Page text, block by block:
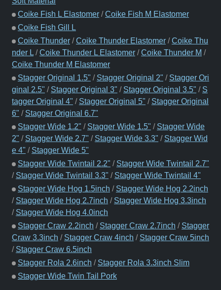
Coike Fish L Elastomer /Coike Fish M Elastomer
Coike Fish Gill L
Coike Thunder /Coike Thunder Elastomer /Coike Thu
nder L /Coike Thunder L Elastomer /Coike Thunder M /
Coike Thunder M Elastomer
Stagger Original 1.5" / Stagger Original 2" / Stagger Ori
ginal 2.5" / Stagger Original 3" / Stagger Original 3.5" / S
tagger Original 4" / Stagger Original 5" / Stagger Original
6" / Stagger Original 6.7"
Stagger Wide 1.2" / Stagger Wide 1.5" / Stagger Wide
2" / Stagger Wide 2.7" / Stagger Wide 3.3" / Stagger Wid
e 4" / Stagger Wide 5"
Stagger Wide Twintail 2.2" / Stagger Wide Twintail 2.7"
/ Stagger Wide Twintail 3.3" / Stagger Wide Twintail 4"
Stagger Wide Hog 1.5inch / Stagger Wide Hog 2.2inch
/ Stagger Wide Hog 2.7inch / Stagger Wide Hog 3.3inch
/ Stagger Wide Hog 4.0inch
Stagger Craw 2.2inch / Stagger Craw 2.7inch / Stagger
Craw 3.3inch / Stagger Craw 4inch / Stagger Craw 5inch
/ Stagger Craw 6.5inch
Stagger Rola 2.6inch / Stagger Rola 3.3inch Slim
Stagger Wide Twin Tail Pork